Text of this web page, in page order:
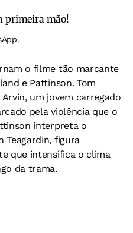
primeira mão!
o filme tão marcante
e Pattinson. Tom
um jovem carregado
pela violência que o
interpreta o
Teagardin, figura
que intensifica o clima
da trama.